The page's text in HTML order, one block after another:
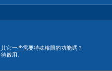
它一些需要特殊權限的功能嗎？
啟用。